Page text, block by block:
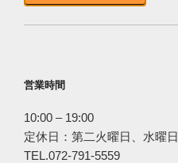
営業時間
10:00 – 19:00
定休日：第二火曜日、水曜日
TEL.072-791-5559